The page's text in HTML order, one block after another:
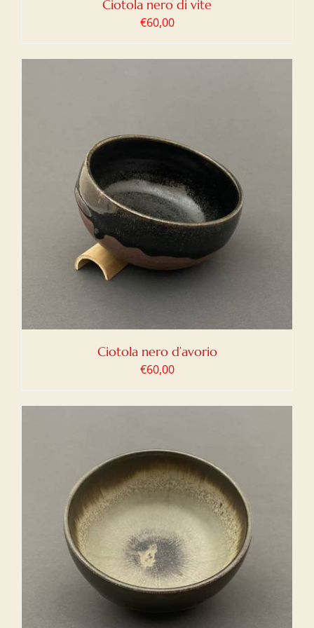
Ciotola nero di vite
€60,00
Ciotola nero d’avorio
€60,00